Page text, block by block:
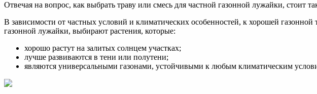
Отвечая на вопрос, как выбрать траву или смесь для частной газонной лужайки, стоит
В зависимости от частных условий и климатических особенностей, к хорошей
газонной лужайки, выбирают растения, которые:
хорошо растут на залитых солнцем участках;
лучше развиваются в тени или полутени;
являются универсальными газонами, устойчивыми к любым климатическим